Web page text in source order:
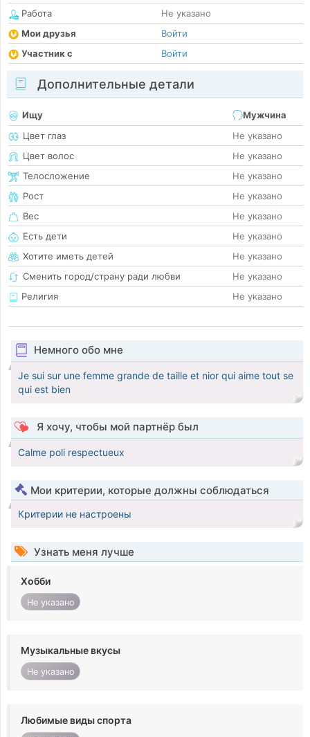
Работа
Не указано
Мои друзья
Войти
Участник с
Войти
Дополнительные детали
Ищу
Мужчина
Цвет глаз
Не указано
Цвет волос
Не указано
Телосложение
Не указано
Рост
Не указано
Вес
Не указано
Есть дети
Не указано
Хотите иметь детей
Не указано
Сменить город/страну ради любви
Не указано
Религия
Не указано
Немного обо мне
Je sui sur une femme grande de taille et nior qui aime tout se
qui est bien
Я хочу, чтобы мой партнёр был
Calme poli respectueux
Мои критерии, которые должны соблюдаться
Критерии не настроены
Узнать меня лучше
Хобби
Не указано
Музыкальные вкусы
Не указано
Любимые виды спорта